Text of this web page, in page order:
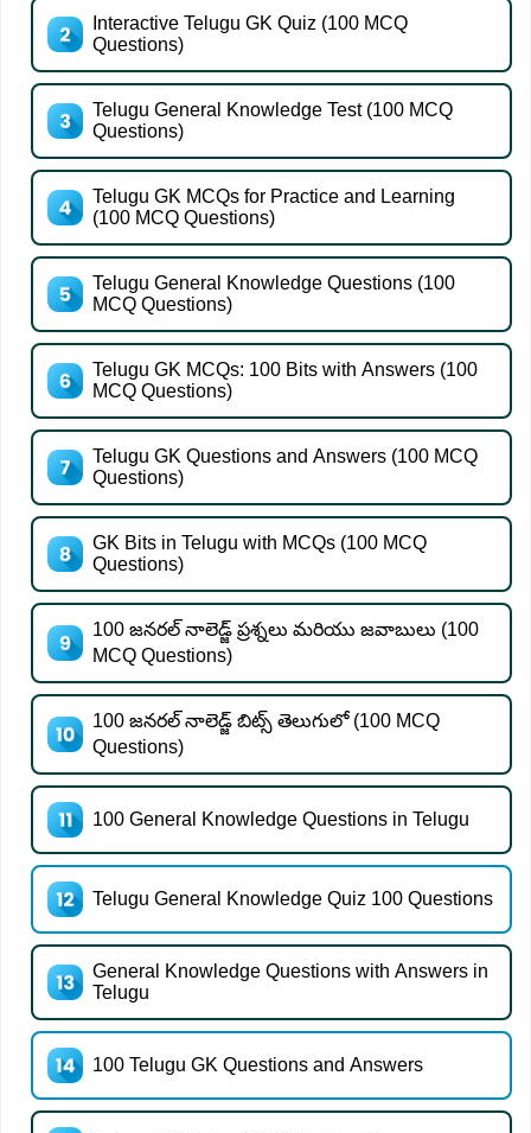
Interactive Telugu GK Quiz (100 MCQ
Questions)
Telugu General Knowledge Test (100 MCQ
Questions)
Telugu GK MCQs for Practice and Learning
(100 MCQ Questions)
Telugu General Knowledge Questions (100
MCQ Questions)
Telugu GK MCQs: 100 Bits with Answers (100
MCQ Questions)
Telugu GK Questions and Answers (100 MCQ
Questions)
GK Bits in Telugu with MCQs (100 MCQ
Questions)
100 జనరల్ నాలెడ్జ్ ప్రశ్నలు మరియు జవాబులు (100
MCQ Questions)
100 జనరల్ నాలెడ్జ్ బిట్స్ తెలుగులో (100 MCQ
Questions)
100 General Knowledge Questions in Telugu
Telugu General Knowledge Quiz 100 Questions
General Knowledge Questions with Answers in
Telugu
100 Telugu GK Questions and Answers